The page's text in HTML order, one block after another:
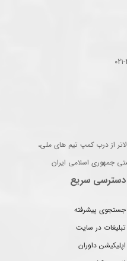
از درب کمپ تیم های ملی،
جمهوری اسلامی ایران
دسترسی سریع
جستجوی پیشرفته
تبلیغات در سایت
اپلیکیشن داوران